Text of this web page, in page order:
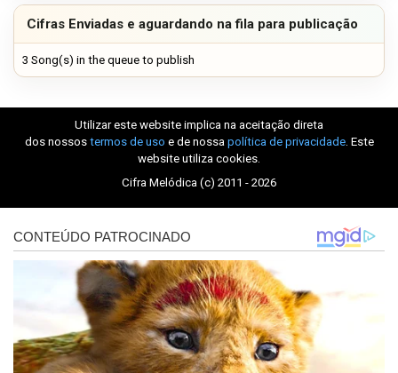
Cifras Enviadas e aguardando na fila para publicação
3 Song(s) in the queue to publish
Utilizar este website implica na aceitação direta
dos nossos termos de uso e de nossa política de privacidade. Este
website utiliza cookies.
Cifra Melódica (c) 2011 - 2026